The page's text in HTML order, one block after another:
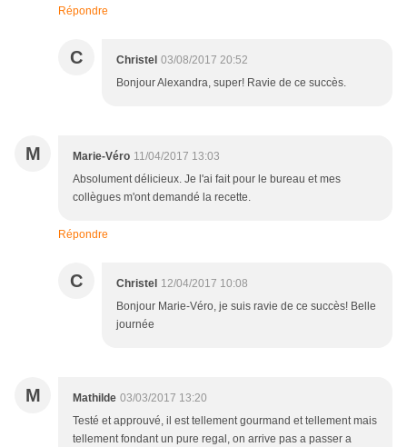
Répondre
C Christel 03/08/2017 20:52
Bonjour Alexandra, super! Ravie de ce succès.
M Marie-Véro 11/04/2017 13:03
Absolument délicieux. Je l'ai fait pour le bureau et mes
collègues m'ont demandé la recette.
Répondre
C Christel 12/04/2017 10:08
Bonjour Marie-Véro, je suis ravie de ce succès! Belle
journée
M Mathilde 03/03/2017 13:20
Testé et approuvé, il est tellement gourmand et tellement mais
tellement fondant un pure regal, on arrive pas a passer a